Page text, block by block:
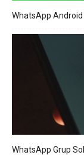
WhatsApp Android
WhatsApp Grup